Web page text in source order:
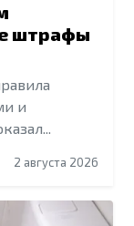
штрафы
и
2 августа 2026